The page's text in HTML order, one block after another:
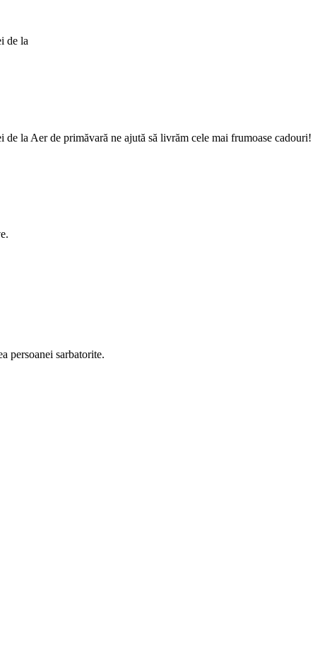
de la
la Aer de primăvară ne ajută să livrăm cele mai frumoase cadouri!
persoanei sarbatorite.